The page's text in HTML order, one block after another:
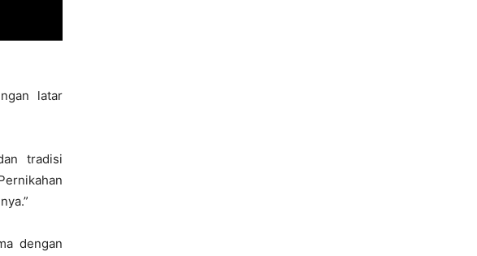
latar
tradisi
dengan